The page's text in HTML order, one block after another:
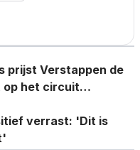
prijst Verstappen de
op het circuit
verrast: 'Dit is